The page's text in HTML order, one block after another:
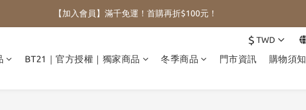
【加入會員】滿千免運！首購再折$100元！
$ TWD
BT21｜官方授權｜獨家商品 冬季商品 門市資訊 購物須知